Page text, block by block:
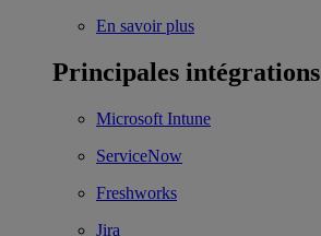
En savoir plus
Principales intégrations
Microsoft Intune
ServiceNow
Freshworks
Jira